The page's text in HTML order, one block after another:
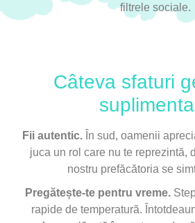
filtrele sociale.
Câteva sfaturi
Fii autentic. În sud, oamenii
juca un rol care nu te reprezintă,
nostru prefăcătoria se
Pregătește-te pentru vreme.
rapide de temperatură.